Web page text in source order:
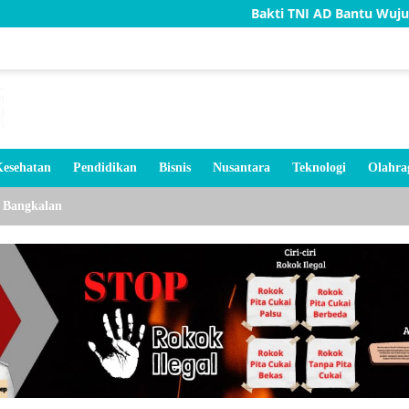
Bakti TNI AD Bantu Wujudkan Rumah
Pendidikan Bisnis Nusantara Teknologi
Bangkalan